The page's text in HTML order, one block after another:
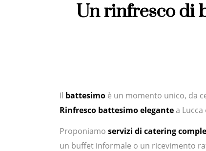
Un rinfresco di
Il battesimo è un momento unico, da
Rinfresco battesimo elegantea
Proponiamo servizi di catering
un buffet informale o un ricevimento